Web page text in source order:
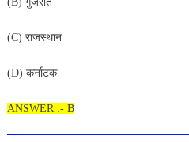
(C) राजस्थान
(D) कर्नाटक
ANSWER :- B